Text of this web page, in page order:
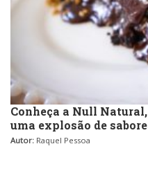
Conheça a Null
uma explosão de
Autor: Raquel Pessoa